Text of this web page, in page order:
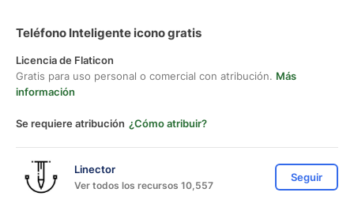
Teléfono Inteligente icono gratis
Licencia de Flaticon
Gratis para uso personal o comercial con atribución. Más
información
Se requiere atribución ¿Cómo atribuir?
Linector
Ver todos los recursos 10,557
Seguir